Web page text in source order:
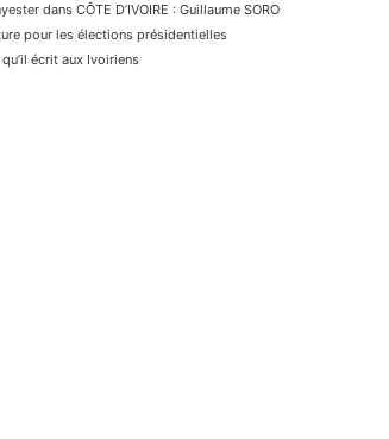
dans CÔTE D’IVOIRE : Guillaume SORO
pour les élections présidentielles
écrit aux Ivoiriens